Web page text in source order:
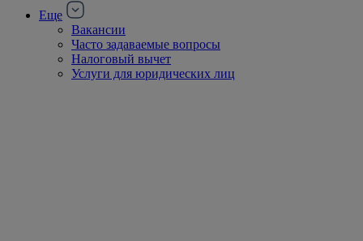
Еще
Вакансии
Часто задаваемые вопросы
Налоговый вычет
Услуги для юридических лиц